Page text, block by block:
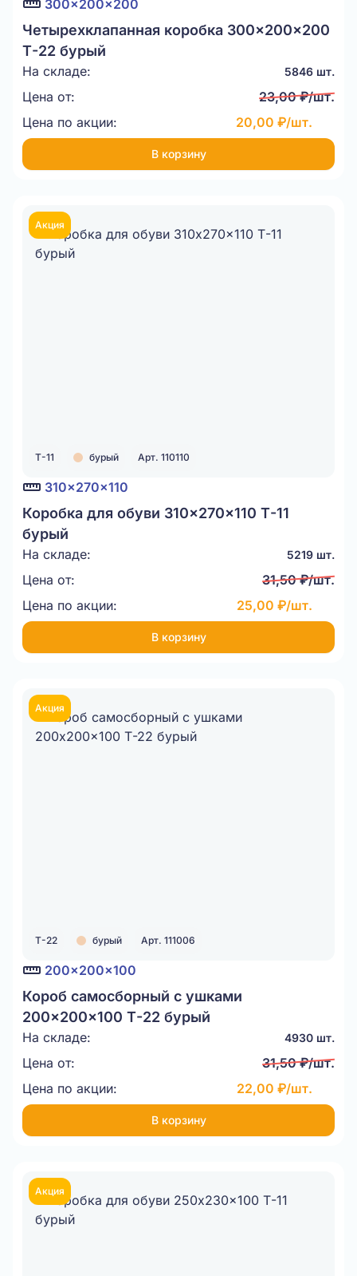
300x200x200
Четырехклапанная коробка 300x200x200
Т-22 бурый
На складе: 5846 шт.
Цена от:
23,00 ₽/шт.
Цена по акции:
20,00 ₽/шт.
В корзину
Акция
Т-11 бурый Арт. 110110
310x270x110
Коробка для обуви 310x270x110 Т-11
бурый
На складе: 5219 шт.
Цена от:
31,50 ₽/шт.
Цена по акции:
25,00 ₽/шт.
В корзину
Акция
Т-22 бурый Арт. 111006
200x200x100
Короб самосборный с ушками
200x200x100 Т-22 бурый
На складе: 4930 шт.
Цена от:
31,50 ₽/шт.
Цена по акции:
22,00 ₽/шт.
В корзину
Акция